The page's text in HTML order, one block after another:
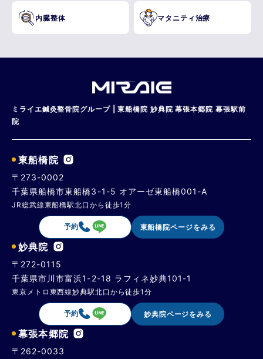
内臓整体 マタニティ治療
ミライエ鍼灸整骨院グループ | 東船橋院 妙典院 幕張本郷院 幕張駅前
院
東船橋院
〒273-0002
千葉県船橋市東船橋3-1-5 オアーゼ東船橋001-A
JR総武線東船橋駅北口から徒歩1分
予約 東船橋院ページをみる
妙典院
〒272-0115
千葉県市川市富浜1-2-18 ラフィネ妙典101-1
東京メトロ東西線妙典駅北口から徒歩1分
予約 妙典院ページをみる
幕張本郷院
〒262-0033